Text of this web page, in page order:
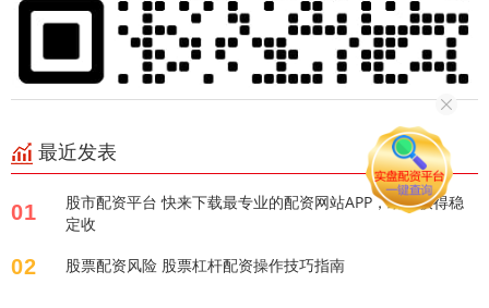
最近发表
01
股市配资平台 快来下载最专业的配资网站APP，助您获得稳
定收
02 股票配资风险 股票杠杆配资操作技巧指南